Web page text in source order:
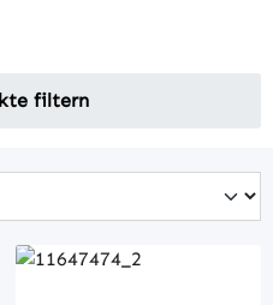
filtern